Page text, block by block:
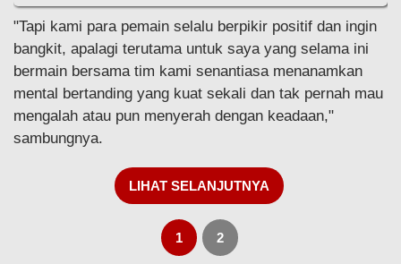
"Tapi kami para pemain selalu berpikir positif dan ingin
bangkit, apalagi terutama untuk saya yang selama ini
bermain bersama tim kami senantiasa menanamkan
mental bertanding yang kuat sekali dan tak pernah mau
mengalah atau pun menyerah dengan keadaan,"
sambungnya.
LIHAT SELANJUTNYA
1 2